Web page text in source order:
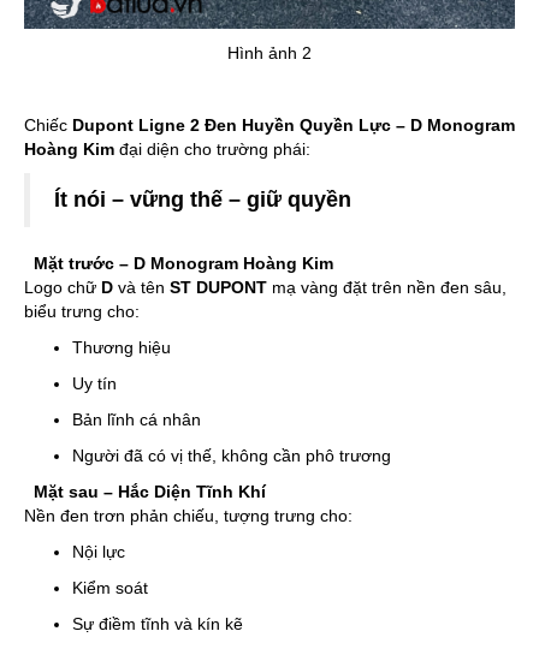
Hình ảnh 2
Chiếc Dupont Ligne 2 Đen Huyền Quyền Lực – D Monogram
Hoàng Kim đại diện cho trường phái:
Ít nói – vững thế – giữ quyền
Mặt trước – D Monogram Hoàng Kim
Logo chữ D và tên ST DUPONT mạ vàng đặt trên nền đen sâu,
biểu trưng cho:
Thương hiệu
Uy tín
Bản lĩnh cá nhân
Người đã có vị thế, không cần phô trương
Mặt sau – Hắc Diện Tĩnh Khí
Nền đen trơn phản chiếu, tượng trưng cho:
Nội lực
Kiểm soát
Sự điềm tĩnh và kín kẽ